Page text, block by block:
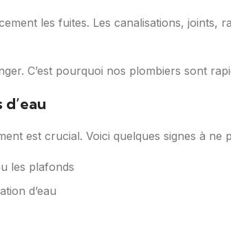
les fuites. Les canalisations, joints,
C’est pourquoi nos plombiers sont
est crucial. Voici quelques signes à ne
les plafonds
d’eau